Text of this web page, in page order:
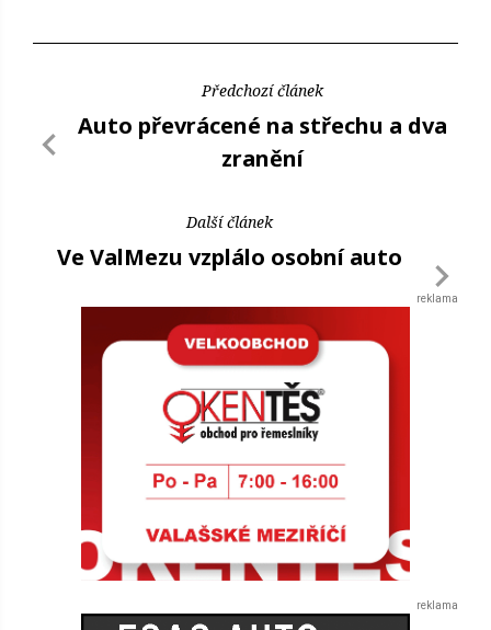
Předchozí článek
Auto převrácené na střechu a dva
zranění
Další článek
Ve ValMezu vzplálo osobní auto